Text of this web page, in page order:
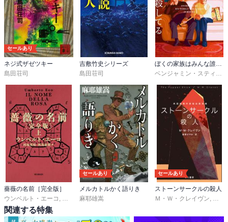
セールあり
ネジ式ザゼツキー
島田荘司
吉敷竹史シリーズ
島田荘司
ぼくの家族はみんな誰かを殺してる
ベンジャミン・スティーヴンソン
薔薇の名前［完全版］
ウンベルト・エーコ
河島英昭,河島思朗
セールあり
メルカトルかく語りき
麻耶雄嵩
セールあり
ストーンサークルの殺人
Ｍ・Ｗ・クレイヴン
関連する特集